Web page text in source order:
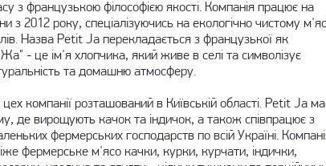
з французькою філософією якості. Компанія працює на
з 2012 року, спеціалізуючись на екологічно чистому
Назва Petit Ja перекладається з французької як
- це ім'я хлопчика, який живе в селі та символізує
та домашню атмосферу.
компанії розташований в Київській області. Petit Ja
де вирощують качок та індичок, а також співпрацює з
фермерських господарств по всій Україні.
фермерське м'ясо качки, курки, курчати, індички,